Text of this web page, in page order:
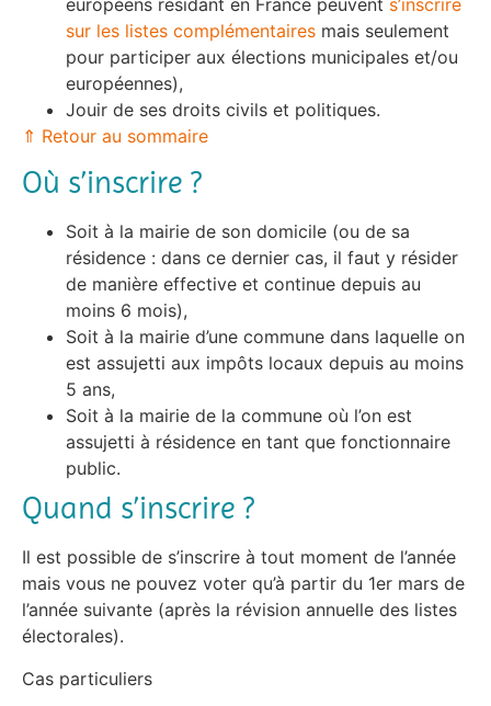
sur les listes complémentaires mais seulement
pour participer aux élections municipales et/ou
européennes),
Jouir de ses droits civils et politiques.
⇑ Retour au sommaire
Où s’inscrire ?
Soit à la mairie de son domicile (ou de sa
résidence : dans ce dernier cas, il faut y résider
de manière effective et continue depuis au
moins 6 mois),
Soit à la mairie d’une commune dans laquelle on
est assujetti aux impôts locaux depuis au moins
5 ans,
Soit à la mairie de la commune où l’on est
assujetti à résidence en tant que fonctionnaire
public.
Quand s’inscrire ?
Il est possible de s’inscrire à tout moment de l’année
mais vous ne pouvez voter qu’à partir du 1er mars de
l’année suivante (après la révision annuelle des listes
électorales).
Cas particuliers